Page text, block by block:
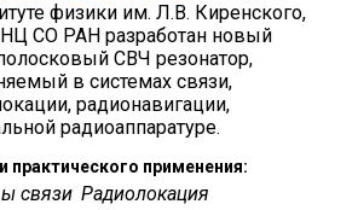
физики им. Л.В. Киренского,
СО РАН разработан новый
СВЧ резонатор,
в системах связи,
радионавигации,
радиоаппаратуре.
практического применения:
связи Радиолокация